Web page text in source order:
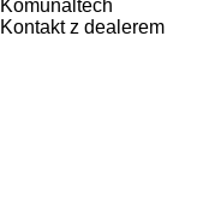
Komunaltech
Kontakt z dealerem